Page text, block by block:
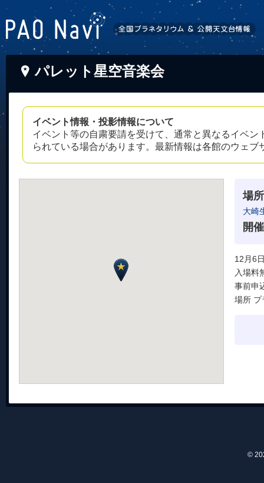
パレット星空音楽会
イベント情報・投影情報について
イベント等の自粛要請を受けて、通常と異なるイベ
られている場合があります。最新情報は各館のウェ
場所
大崎
開
12月6
入場料
事前申
場所 プ
©